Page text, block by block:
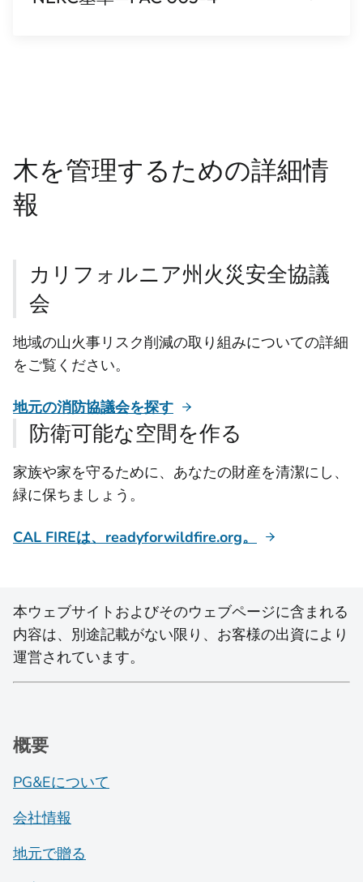
木を管理するための詳細情
報
カリフォルニア州火災安全協議
会
地域の山火事リスク削減の取り組みについての詳細
をご覧ください。
地元の消防協議会を探す
防衛可能な空間を作る
家族や家を守るために、あなたの財産を清潔にし、
緑に保ちましょう。
CAL FIREは、readyforwildfire.org。
本ウェブサイトおよびそのウェブページに含まれる
内容は、別途記載がない限り、お客様の出資により
運営されています。
概要
PG&Eについて
会社情報
地元で贈る